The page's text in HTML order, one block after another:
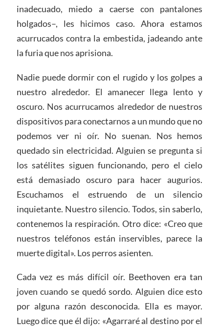
inadecuado, miedo a caerse con pantalones
holgados–, les hicimos caso. Ahora estamos
acurrucados contra la embestida, jadeando ante
la furia que nos aprisiona.
Nadie puede dormir con el rugido y los golpes a
nuestro alrededor. El amanecer llega lento y
oscuro. Nos acurrucamos alrededor de nuestros
dispositivos para conectarnos a un mundo que no
podemos ver ni oír. No suenan. Nos hemos
quedado sin electricidad. Alguien se pregunta si
los satélites siguen funcionando, pero el cielo
está demasiado oscuro para hacer augurios.
Escuchamos el estruendo de un silencio
inquietante. Nuestro silencio. Todos, sin saberlo,
contenemos la respiración. Otro dice: «Creo que
nuestros teléfonos están inservibles, parece la
muerte digital». Los perros asienten.
Cada vez es más difícil oír. Beethoven era tan
joven cuando se quedó sordo. Alguien dice esto
por alguna razón desconocida. Ella es mayor.
Luego dice que él dijo: «Agarraré al destino por el